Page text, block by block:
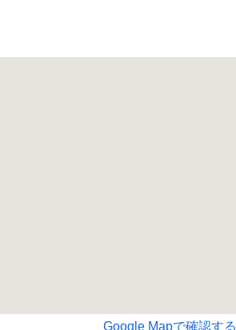
Google Mapで確認する